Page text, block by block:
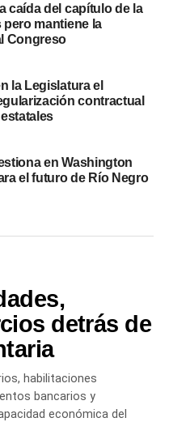
caída del capítulo de la
pero mantiene la
Congreso
la Legislatura el
contractual
en Washington
el futuro de Río Negro
detrás de
habilitaciones
bancarios y
económica del